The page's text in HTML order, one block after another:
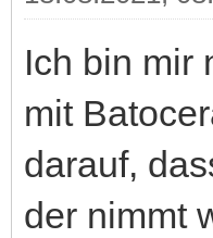
Ich bin mir
mit
darauf,
der nimmt